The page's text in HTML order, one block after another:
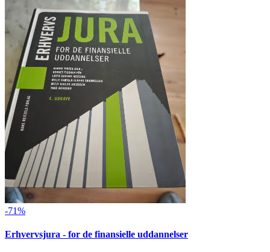
-71%
Erhvervsjura - for de finansielle uddannelser